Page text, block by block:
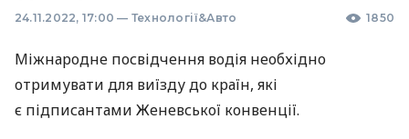
24.11.2022, 17:00 — Технології&Авто 1850
Міжнародне посвідчення водія необхідно
отримувати для виїзду до країн, які
є підписантами Женевської конвенції.